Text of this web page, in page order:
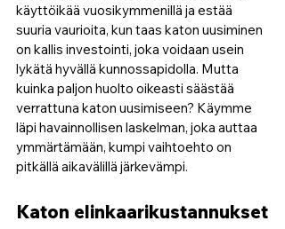
käyttöikää vuosikymmenillä ja estää
suuria vaurioita, kun taas katon uusiminen
on kallis investointi, joka voidaan usein
lykätä hyvällä kunnossapidolla. Mutta
kuinka paljon huolto oikeasti säästää
verrattuna katon uusimiseen? Käymme
läpi havainnollisen laskelman, joka auttaa
ymmärtämään, kumpi vaihtoehto on
pitkällä aikavälillä järkevämpi.
Katon elinkaarikustannukset